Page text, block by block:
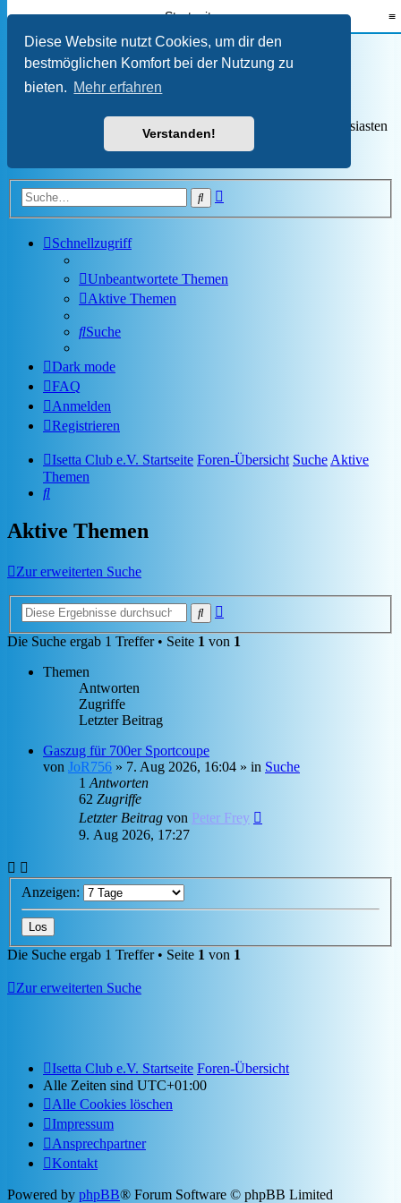
Diese Website nutzt Cookies, um dir den
bestmöglichen Komfort bei der Nutzung zu
bieten. Mehr erfahren
Verstanden!
Startseite ≡
Isetta Club e.V. -
Clubmitgliederforum
Der Treffpunkt für Isetta-, BMW 600- und BMW 700-Enthusiasten
Suche
Schnellzugriff
Unbeantwortete Themen
Aktive Themen
Suche
Dark mode
FAQ
Anmelden
Registrieren
Isetta Club e.V. Startseite Foren-Übersicht Suche Aktive
Themen
Suche
Aktive Themen
Zur erweiterten Suche
Suche
Die Suche ergab 1 Treffer • Seite 1 von 1
Themen
Antworten
Zugriffe
Letzter Beitrag
Gaszug für 700er Sportcoupe
von JoR756 » 7. Aug 2026, 16:04 » in Suche
1Antworten
62 Zugriffe
Letzter Beitrag von Peter Frey
9. Aug 2026, 17:27
Anzeigen:
Die Suche ergab 1 Treffer • Seite 1 von 1
Zur erweiterten Suche
Isetta Club e.V. Startseite Foren-Übersicht
Alle Zeiten sind UTC+01:00
Alle Cookies löschen
Impressum
Ansprechpartner
Kontakt
Powered by phpBB® Forum Software © phpBB Limited